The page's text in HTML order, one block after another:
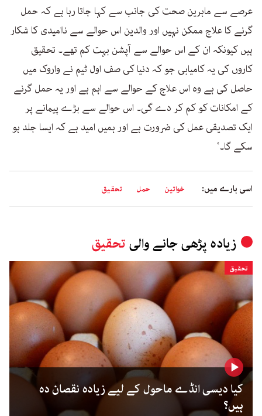
عرصے سے ماہرین صحت کی جانب سے کہا جاتا رہا ہے کہ حمل
گرنے کا علاج ممکن نہیں اور والدین اس حوالے سے ناامیدی کا شکار
ہیں کیونکہ ان کے اس حوالے سے آپشن بہت کم تھے۔ تحقیق
کاروں کی یہ کامیابی جو کہ دنیا کی صف اول ٹیم نے واروک میں
حاصل کی ہے وہ اس علاج کے حوالے سے اہم ہے اور یہ حمل گرنے
کے امکانات کو کم کر دے گی۔ اس حوالے سے بڑے پیمانے پر
ایک تصدیقی عمل کی ضرورت ہے اور ہمیں امید ہے کہ ایسا جلد ہو
سکے گا۔‘
اسی بارے میں: خواتین حمل تحقیق
زیادہ پڑھی جانے والی تحقیق
تحقیق
کیا دیسی انڈے ماحول کے لیے زیادہ نقصان دہ
ہیں؟